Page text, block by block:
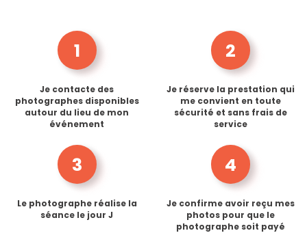
1
Je contacte des
photographes disponibles
autour du lieu de mon
événement
2
Je réserve la prestation qui
me convient en toute
sécurité et sans frais de
service
3
Le photographe réalise la
séance le jour J
4
Je confirme avoir reçu mes
photos pour que le
photographe soit payé